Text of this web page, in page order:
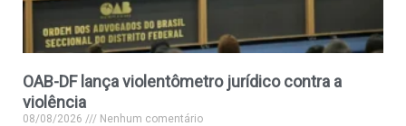
OAB-DF lança violentômetro jurídico contra a
violência
08/08/2026 Nenhum comentário